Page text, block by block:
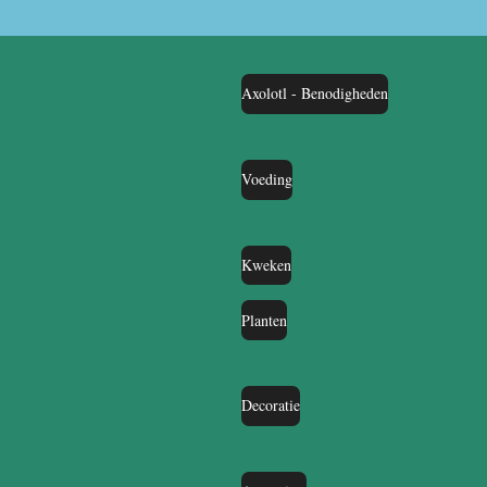
Axolotl - Benodigheden
Voeding
Kweken
Planten
Decoratie